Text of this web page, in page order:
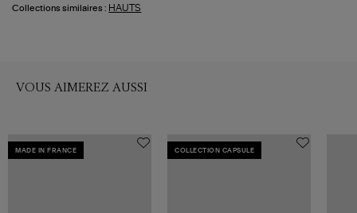
Collections similaires : HAUTS
VOUS AIMEREZ AUSSI
MADE IN FRANCE COLLECTION CAPSULE